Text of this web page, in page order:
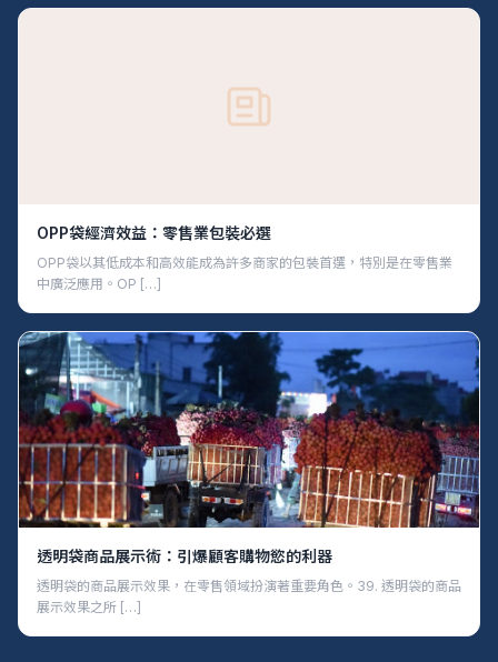
OPP袋經濟效益：零售業包裝必選
OPP袋以其低成本和高效能成為許多商家的包裝首選，特別是在零售業
中廣泛應用。OP […]
透明袋商品展示術：引爆顧客購物慾的利器
透明袋的商品展示效果，在零售領域扮演著重要角色。39. 透明袋的商品
展示效果之所 […]